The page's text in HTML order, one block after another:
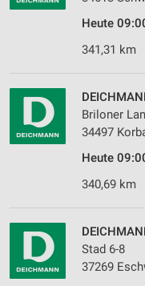
Heute
341,31 km
Briloner
34497
Heute
340,69 km
Stad 6-8
37269
Verwendung von
personalisierter Inhalte
Messung der
Analyse von
Kombinationen von
Verwendung
Inhalten
IAB-Besonderheiten: